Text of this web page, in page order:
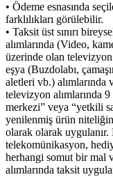
• Ödeme esnasında
farklılıkları görülebilir.
• Taksit üst sınırı
alımlarında (Video,
üzerinde olan
eşya (Buzdolabı,
aletleri vb.) alımlarında
televizyon alımlarında
merkezi” veya “yetkili
yenilenmiş ürün
olarak olarak
telekomünikasyon,
herhangi somut bir mal
alımlarında taksit